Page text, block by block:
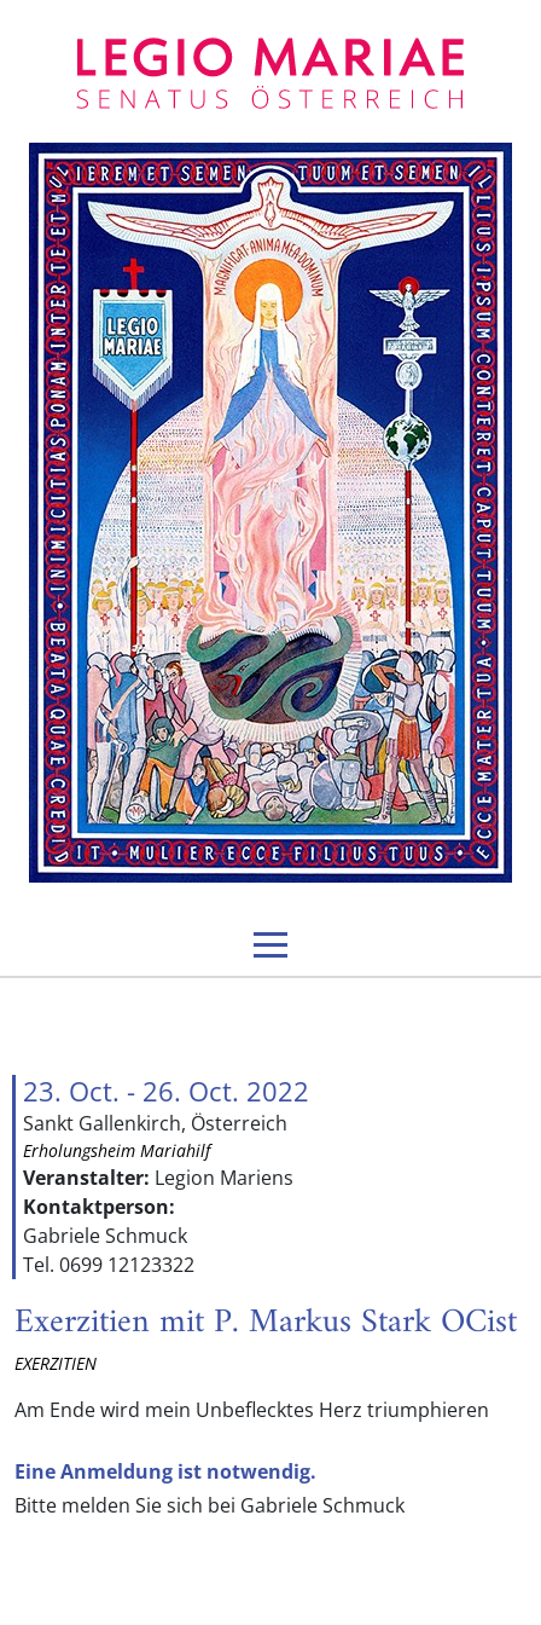
23. Oct. - 26. Oct. 2022
Sankt Gallenkirch, Österreich
Erholungsheim Mariahilf
Veranstalter: Legion Mariens
Kontaktperson:
Gabriele Schmuck
Tel. 0699 12123322
Exerzitien mit P. Markus Stark OCist
EXERZITIEN
Am Ende wird mein Unbeflecktes Herz triumphieren
Eine Anmeldung ist notwendig.
Bitte melden Sie sich bei Gabriele Schmuck